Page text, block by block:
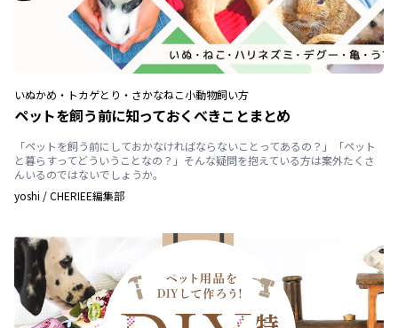
いぬかめ・トカゲとり・さかなねこ小動物飼い方
ペットを飼う前に知っておくべきことまとめ
「ペットを飼う前にしておかなければならないことってあるの？」「ペット
と暮らすってどういうことなの？」そんな疑問を抱えている方は案外たくさ
んいるのではないでしょうか。
yoshi /CHERIEE編集部